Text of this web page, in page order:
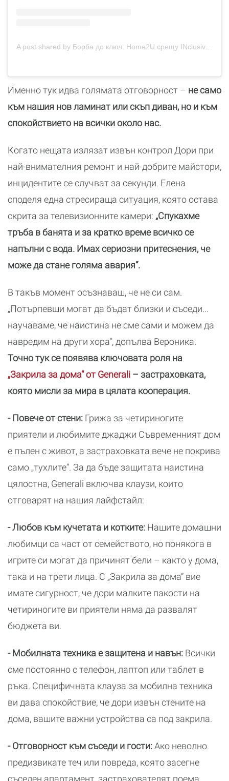
Именно тук идва голямата отговорност – не само
към нашия нов ламинат или скъп диван, но и към
спокойствието на всички около нас.
Когато нещата излязат извън контрол Дори при
най-внимателния ремонт и най-добрите майстори,
инцидентите се случват за секунди. Елена
споделя една стресираща ситуация, която остава
скрита за телевизионните камери: „Спукахме
тръба в банята и за кратко време всичко се
напълни с вода. Имах сериозни притеснения, че
може да стане голяма авария“.
В такъв момент осъзнаваш, че не си сам.
„Потърпевши могат да бъдат близки и съседи...
научаваме, че наистина не сме сами и можем да
навредим на други хора“, допълва Вероника.
Точно тук се появява ключовата роля на
„Закрила за дома“ от Generali – застраховката,
която мисли за мира в цялата кооперация.
- Повече от стени: Грижа за четириногите
приятели и любимите джаджи Съвременният дом
е пълен с живот, а застраховката вече не покрива
само „тухлите“. За да бъде защитата наистина
цялостна, Generali включва клаузи, които
отговарят на нашия лайфстайл:
- Любов към кучетата и котките: Нашите домашни
любимци са част от семейството, но понякога в
игрите си могат да причинят бели – както у дома,
така и на трети лица. С „Закрила за дома“ вие
имате сигурност, че дори малките пакости на
четириногите ви приятели няма да развалят
бюджета ви.
- Мобилната техника е защитена и навън: Всички
сме постоянно с телефон, лаптоп или таблет в
ръка. Специфичната клауза за мобилна техника
ви дава спокойствие, че дори извън стените на
дома, вашите важни устройства са под закрила.
- Отговорност към съседи и гости:Ако неволно
предизвикате теч или повреда, която засегне
съседен апартамент, застрахователят поема